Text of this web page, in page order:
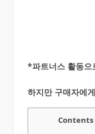
*파트너스 활동으
하지만 구매자에
Contents